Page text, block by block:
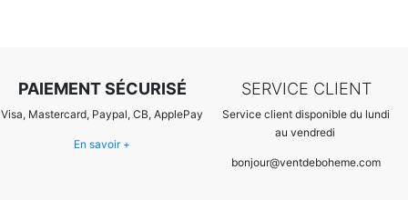
PAIEMENT SÉCURISÉ
Visa, Mastercard, Paypal, CB, ApplePay
En savoir +
SERVICE CLIENT
Service client disponible du lundi
au vendredi
bonjour@ventdeboheme.com